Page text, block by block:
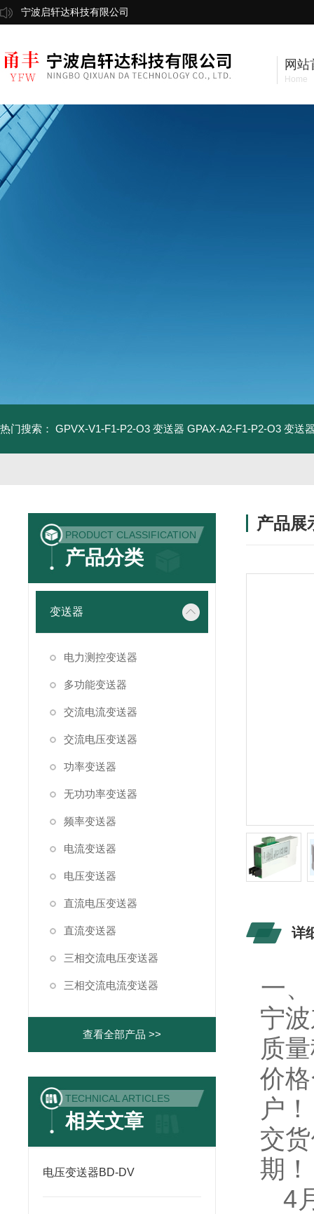
宁波启轩达科技有限公司
网站
Home
热门搜索： GPVX-V1-F1-P2-O3 变送器 GPAX-A2-F1-P2-O3 变送
PRODUCT CLASSIFICATION
产品分类
变送器
电力测控变送器
多功能变送器
交流电流变送器
交流电压变送器
功率变送器
无功功率变送器
频率变送器
电流变送器
电压变送器
直流电压变送器
直流变送器
三相交流电压变送器
三相交流电流变送器
查看全部产品 >>
TECHNICAL ARTICLES
相关文章
电压变送器BD-DV
产品展
详
一、
宁
质
价
户！
交
期！
4